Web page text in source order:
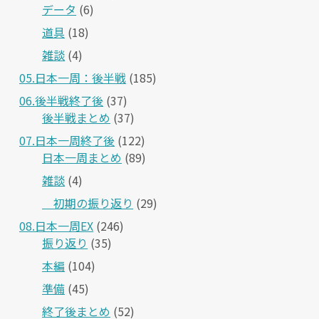
データ (6)
道具 (18)
雑談 (4)
05.日本一周：後半戦 (185)
06.後半戦終了後 (37)
後半戦まとめ (37)
07.日本一周終了後 (122)
日本一周まとめ (89)
雑談 (4)
＿初期の振り返り (29)
08.日本一周EX (246)
振り返り (35)
本編 (104)
準備 (45)
終了後まとめ (52)